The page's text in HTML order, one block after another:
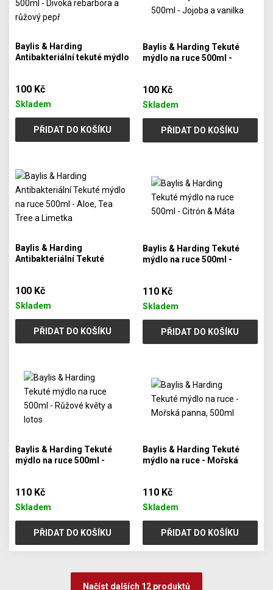
Baylis & Harding
Antibakteriální tekuté mýdlo
100 Kč
Skladem
PŘIDAT DO KOŠÍKU
Baylis & Harding Tekuté
mýdlo na ruce 500ml -
100 Kč
Skladem
PŘIDAT DO KOŠÍKU
Baylis & Harding
Antibakteriální Tekuté
100 Kč
Skladem
PŘIDAT DO KOŠÍKU
Baylis & Harding Tekuté
mýdlo na ruce 500ml -
110 Kč
Skladem
PŘIDAT DO KOŠÍKU
Baylis & Harding Tekuté
mýdlo na ruce 500ml -
110 Kč
Skladem
PŘIDAT DO KOŠÍKU
Baylis & Harding Tekuté
mýdlo na ruce - Mořská
110 Kč
Skladem
PŘIDAT DO KOŠÍKU
Načíst dalších 12 produktů